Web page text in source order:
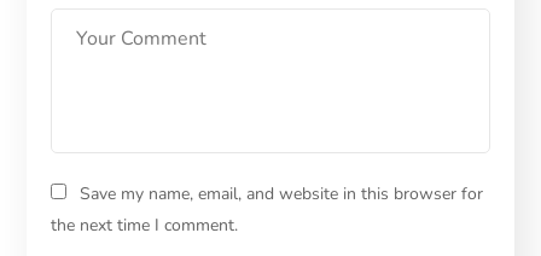
Save my name, email, and website in this browser for
the next time I comment.